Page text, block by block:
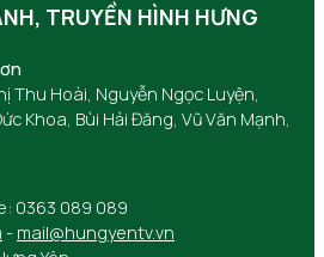
TRUYỀN HÌNH HƯNG
Thu Hoài, Nguyễn Ngọc Luyện,
Khoa, Bùi Hải Đăng, Vũ Văn Mạnh,
0363 089 089
- mail@hungyentv.vn